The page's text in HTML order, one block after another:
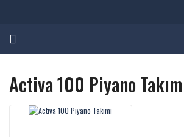
Activa 100 Piyano